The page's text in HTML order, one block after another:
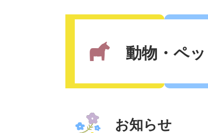
動物・ペッ
お知らせ